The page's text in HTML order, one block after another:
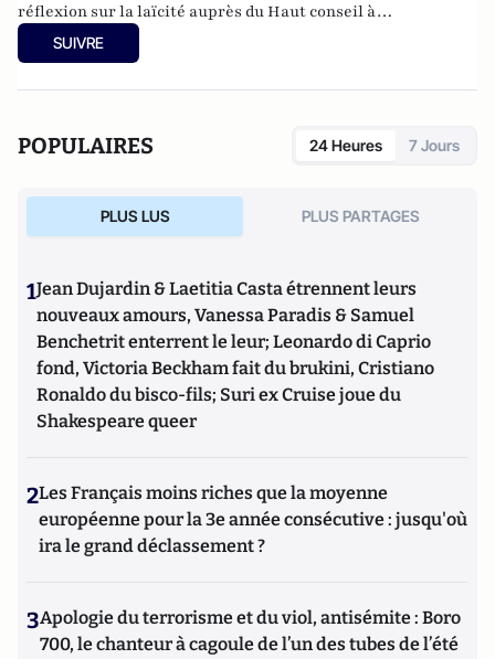
réflexion sur la laïcité auprès du Haut conseil à
l’intégration. Dernier ouvrage :
travail social,L’Harmattan, sous la direction de Guylain
SUIVRE
POPULAIRES 24 Heures 7 Jours
PLUS LUS PLUS PARTAGES
1Jean Dujardin & Laetitia Casta étrennent leurs
nouveaux amours, Vanessa Paradis & Samuel
Benchetrit enterrent le leur; Leonardo di Caprio
fond, Victoria Beckham fait du brukini, Cristiano
Ronaldo du bisco-fils; Suri ex Cruise joue du
Shakespeare queer
2Les Français moins riches que la moyenne
européenne pour la 3e année consécutive : jusqu'où
ira le grand déclassement ?
3Apologie du terrorisme et du viol, antisémite : Boro
700, le chanteur à cagoule de l’un des tubes de l’été